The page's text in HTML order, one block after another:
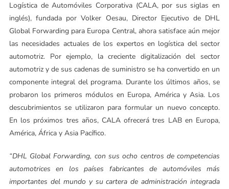
Logística de Automóviles Corporativa (CALA, por sus siglas en
inglés), fundada por Volker Oesau, Director Ejecutivo de DHL
Global Forwarding para Europa Central, ahora satisface aún mejor
las necesidades actuales de los expertos en logística del sector
automotriz. Por ejemplo, la creciente digitalización del sector
automotriz y de sus cadenas de suministro se ha convertido en un
componente integral del programa. Durante los últimos años, se
probaron los primeros módulos en Europa, América y Asia. Los
descubrimientos se utilizaron para formular un nuevo concepto.
En los próximos tres años, CALA ofrecerá tres LAB en Europa,
América, África y Asia Pacífico.
“DHL Global Forwarding, con sus ocho centros de competencias
automotrices en los países fabricantes de automóviles más
importantes del mundo y su cartera de administración integrada